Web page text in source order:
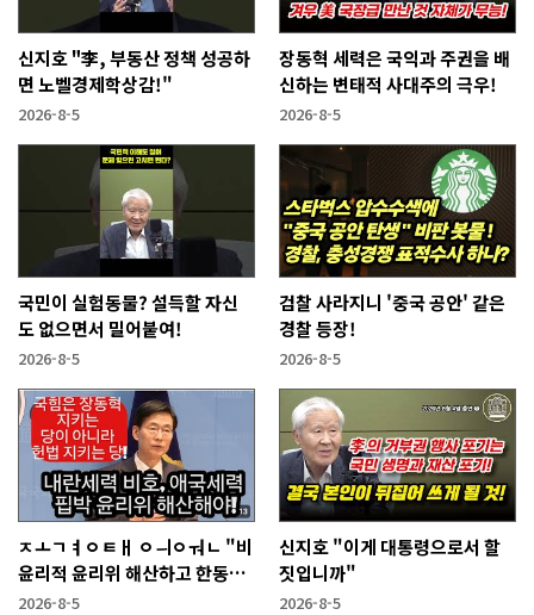
신지호 "李, 부동산 정책 성공하
면 노벨경제학상감!"
2026-8-5
장동혁 세력은 국익과 주권을 배
신하는 변태적 사대주의 극우!
2026-8-5
국민이 실험동물? 설득할 자신
도 없으면서 밀어붙여!
2026-8-5
검찰 사라지니 '중국 공안' 같은
경찰 등장!
2026-8-5
ㅈㅗㄱㅕㅇㅌㅐ ㅇㅢㅇㅝㄴ "비
윤리적 윤리위 해산하고 한동훈
복당 시켜야"
2026-8-5
신지호 "이게 대통령으로서 할
짓입니까"
2026-8-5